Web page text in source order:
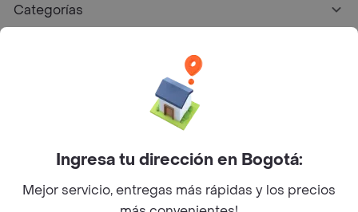
Categorías
Facebook
Twitter
Instagram
©2026Rappi Inc. All rights reserved.
Ingresa tu dirección en Bogotá:
Mejor servicio, entregas más rápidas y los precios